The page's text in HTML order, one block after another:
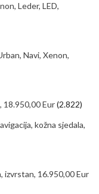
Leder, LED,
Navi, Xenon,
Eur(2.822)
kožna sjedala,
izvrstan, 16.950,00 Eur